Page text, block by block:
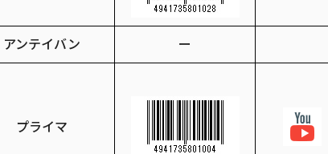
アンテイバン ー
プライマ